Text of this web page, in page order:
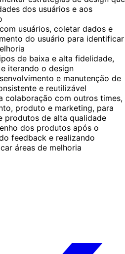
dos usuários e aos
usuários, coletar dados e
do usuário para identificar
de baixa e alta fidelidade,
iterando o design
e manutenção de
e reutilizável
colaboração com outros times,
produto e marketing, para
produtos de alta qualidade
dos produtos após o
feedback e realizando
áreas de melhoria